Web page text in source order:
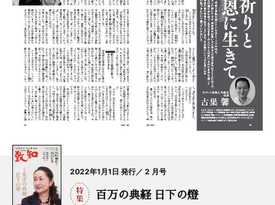
2022年1月1日 発行／ 2 月号
百万の典経 日下の燈